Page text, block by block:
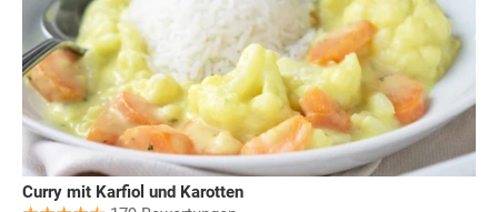
Curry mit Karfiol und Karotten